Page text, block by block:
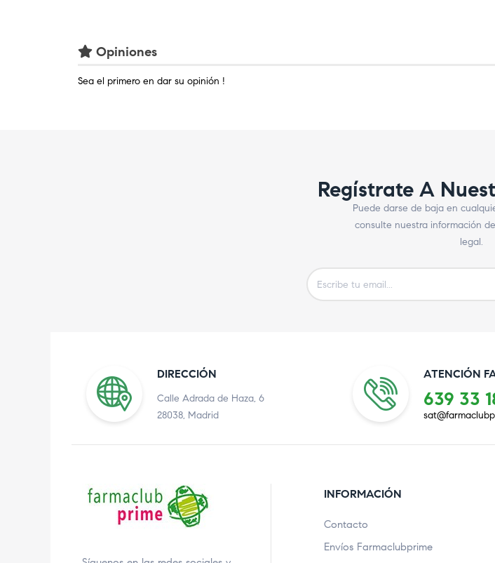
Opiniones
Sea el primero en dar su opinión !
Regístrate A
Puede darse de baja en
consulte nuestra información
legal.
DIRECCIÓN
Calle Adrada de Haza, 6
28038, Madrid
ATENCIÓN
639 33
INFORMACIÓN
Contacto
Envíos Farmaclubprime